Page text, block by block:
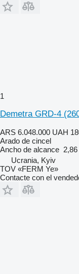
1
Demetra GRD-4
ARS 6.048.000 UAH
Arado de cincel
Ancho de alcance
Ucrania, Kyiv
TOV «FERM Ye»
Contacte con el